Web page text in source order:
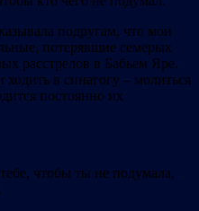
подругам, что мои
потерявшие семерых
расстрелов в Бабьем Яре.
ходить в синагогу – молиться
постоянно их
чтобы ты не подумала,